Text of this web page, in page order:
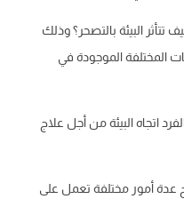
البيئة بالتصحر؟ وذلك
الموجودة في
اتجاه البيئة من أجل علاج
عدة أمور مختلفة تعمل على